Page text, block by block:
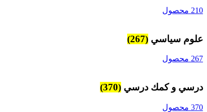
210 محصول
علوم سياسي (267)
267 محصول
درسي و كمك درسي (370)
370 محصول